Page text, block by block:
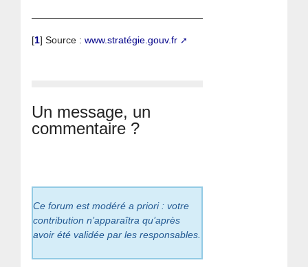
[1]Source :www.stratégie.gouv.fr
Un message, un
commentaire ?
Ce forum est modéré a priori : votre
contribution n’apparaîtra qu’après
avoir été validée par les responsables.